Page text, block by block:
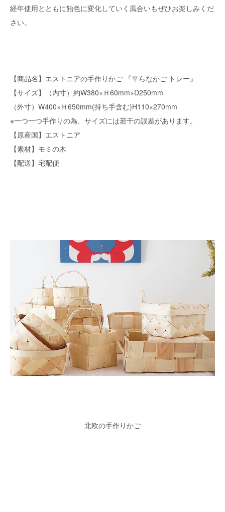
経年使用とともに飴色に変化していく風合いもぜひお楽しみくだ
さい。
【商品名】エストニアの手作りかご 『平らなかご トレー』
【サイズ】（内寸）約W380×Ｈ60mm×D250mm
（外寸）W400×Ｈ650mm(持ち手含む)H110×270mm
※一つ一つ手作りの為、サイズには若干の誤差があります。
【原産国】エストニア
【素材】モミの木
【配送】宅配便
北欧の手作りかご